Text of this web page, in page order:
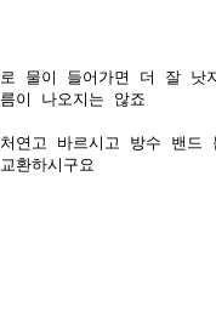
물이 들어가면 더 잘 낫
이 나오지는 않죠
연고 바르시고 방수 밴
환하시구요